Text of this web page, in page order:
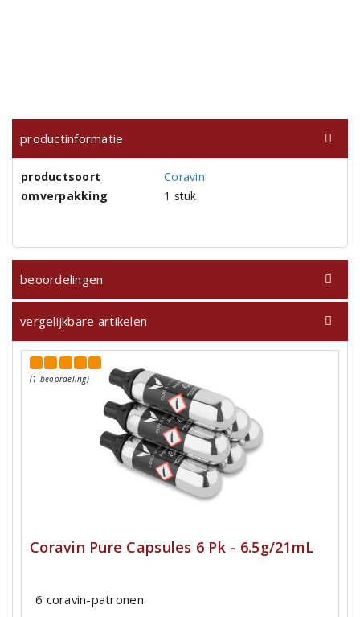
productinformatie
productsoort
Coravin
omverpakking
1 stuk
beoordelingen
vergelijkbare artikelen
(1 beoordeling)
Coravin Pure Capsules 6 Pk - 6.5g/21mL
6 coravin-patronen